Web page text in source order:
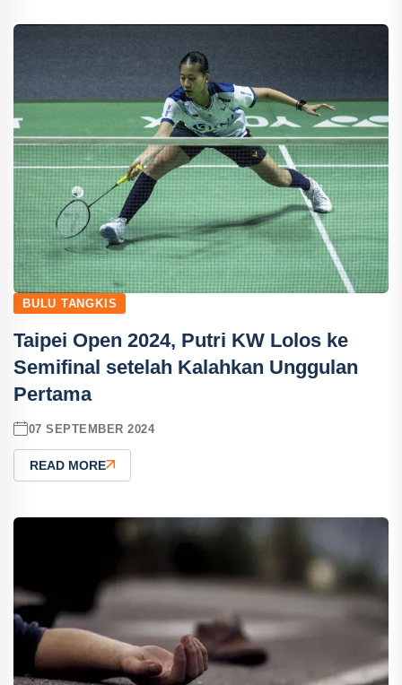
BULU TANGKIS
Taipei Open 2024, Putri KW Lolos ke
Semifinal setelah Kalahkan Unggulan
Pertama
07 SEPTEMBER 2024
READ MORE